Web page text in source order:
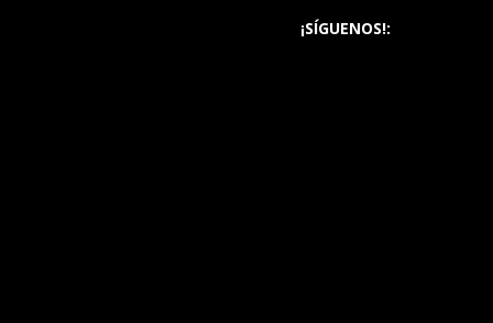
¡SÍGUENOS!: